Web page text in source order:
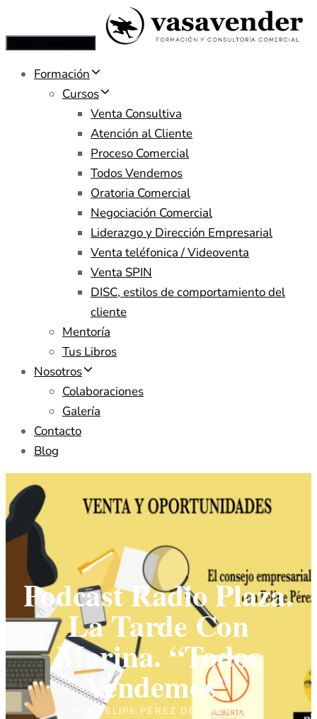
Formación
Cursos
Venta Consultiva
Atención al Cliente
Proceso Comercial
Todos Vendemos
Oratoria Comercial
Negociación Comercial
Liderazgo y Dirección Empresarial
Venta teléfonica / Videoventa
Venta SPIN
DISC, estilos de comportamiento del
cliente
Mentoría
Tus Libros
Nosotros
Colaboraciones
Galería
Contacto
Blog
Podcast Radio Plaza.
La Tarde Con
Marina. “Todos
Vendemos”
FELIPE PÉREZ DE MADRID